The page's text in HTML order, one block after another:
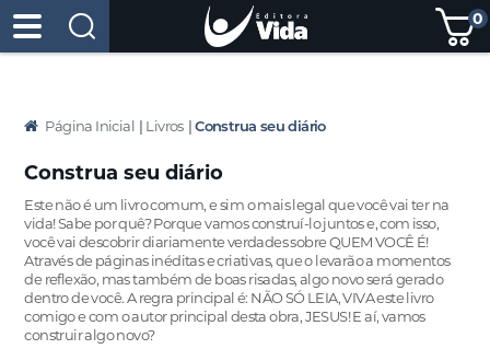
0
Página Inicial | Livros | Construa seu diário
Construa seu diário
Este não é um livro comum, e sim o mais legal que você vai ter na
vida! Sabe por quê? Porque vamos construí-lo juntos e, com isso,
você vai descobrir diariamente verdades sobre QUEM VOCÊ É!
Através de páginas inéditas e criativas, que o levarão a momentos
de reflexão, mas também de boas risadas, algo novo será gerado
dentro de você. A regra principal é: NÃO SÓ LEIA, VIVA este livro
comigo e com o autor principal desta obra, JESUS! E aí, vamos
construir algo novo?